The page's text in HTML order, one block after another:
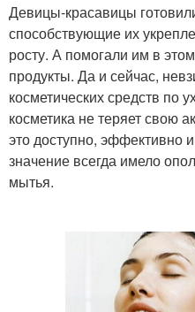
Девицы-красавицы
способствующие их
росту. А помогали им в
продукты. Да и сейчас,
косметических средств по
косметика не теряет свою
это доступно, эффективно
значение всегда имело
мытья.